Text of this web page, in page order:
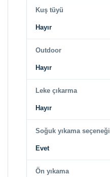
Kuş tüyü
Hayır
Outdoor
Hayır
Leke çıkarma
Hayır
Soğuk yıkama seçeneği
Evet
Ön yıkama